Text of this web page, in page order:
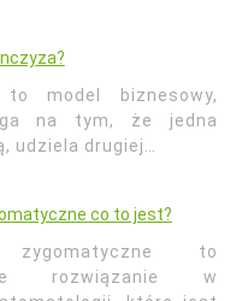
to model biznesowy,
na tym, że jedna
udziela drugiej…
co to jest?
zygomatyczne to
rozwiązanie w